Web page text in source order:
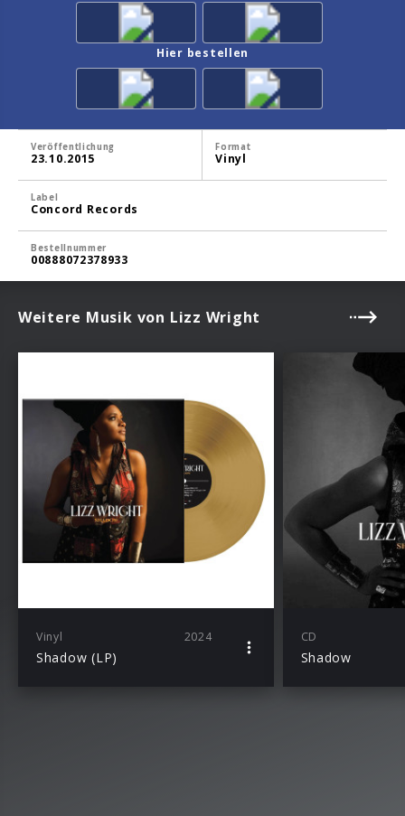
Hier bestellen
Veröffentlichung
23.10.2015
Format
Vinyl
Label
Concord Records
Bestellnummer
00888072378933
Weitere Musik von Lizz Wright
Vinyl 2024
Shadow (LP)
CD
Shadow